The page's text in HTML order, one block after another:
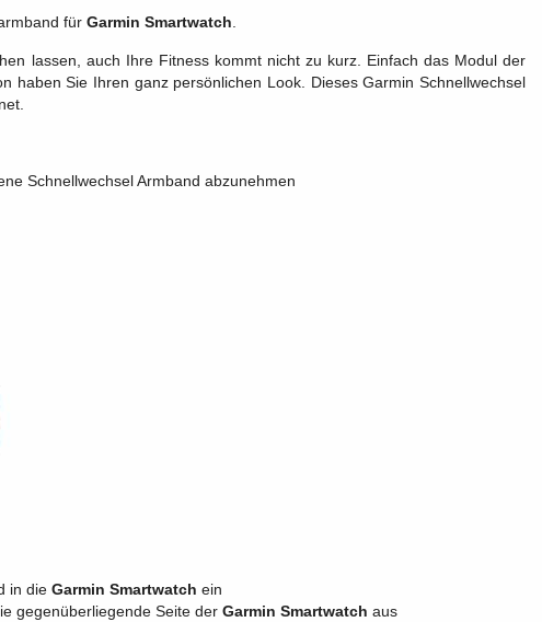
für Garmin Smartwatch
lassen, auch Ihre Fitness kommt nicht zu kurz. Einfach das Modul der
haben Sie Ihren ganz persönlichen Look. Dieses Garmin Schnellwechsel
Schnellwechsel Armband abzunehmen
in die Garmin Smartwatch ein
gegenüberliegende Seite der Garmin Smartwatch aus